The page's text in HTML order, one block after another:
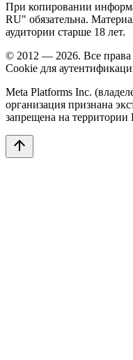
При копировании
RU" обязательна.
аудитории старше 18 лет.
© 2012 — 2026. Все
Cookie для
Meta Platforms Inc.
организация признана
запрещена на
arrow_upward